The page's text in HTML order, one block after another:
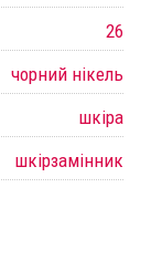
26
чорний нікель
шкіра
шкірзамінник